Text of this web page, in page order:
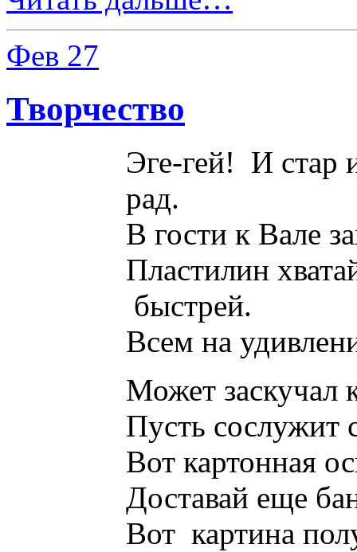
Фев 27
Творчество
Эге-гей! И стар
рад.
В гости к Вале
Пластилин
быстрей.
Всем на
Может заскучал
Пусть сослужит
Вот картонная
Доставай еще
Вот картина